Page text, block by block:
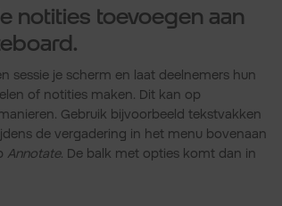
notities toevoegen aan
sessie je scherm en laat deelnemers hun
of notities maken. Dit kan op
Gebruik bijvoorbeeld tekstvakken
de vergadering in het menu bovenaan
Annotate. De balk met opties komt dan in